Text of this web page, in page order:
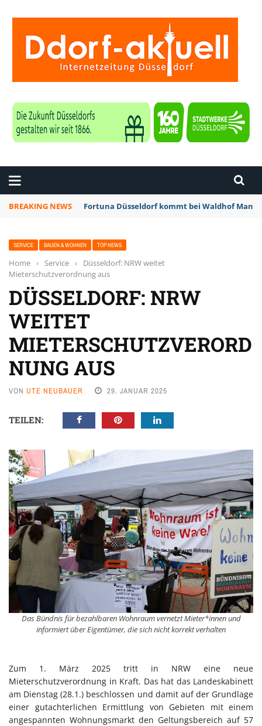
BREAKING NEWS Fortuna Düsseldorf kommt bei Waldhof
SERVICE BAUEN & WOHNEN TOP NEWS
Home › Service ›
Düsseldorf: NRW weitet
Mieterschutzverordnung aus
DÜSSELDORF: NRW
WEITET
MIETERSCHUTZVERORD
NUNG AUS
VON UTE NEUBAUER 29. JANUAR 2025
TEILEN:
Das Bündnis für bezahlbaren Wohnraum vernetzt Mieter*innen und
informiert über Eigentümer, die sich nicht korrekt verhalten
Zum 1. März 2025 tritt in NRW eine neue
Mieterschutzverordnung in Kraft. Das hat das Landeskabinett
am Dienstag (28.1.) beschlossen und damit auf der Grundlage
einer gutachterlichen Ermittlung von Gebieten mit einem
angespannten Wohnungsmarkt den Geltungsbereich auf 57